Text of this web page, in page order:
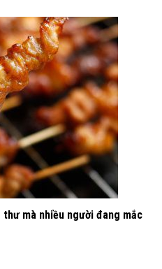
mà nhiều người đang mắc